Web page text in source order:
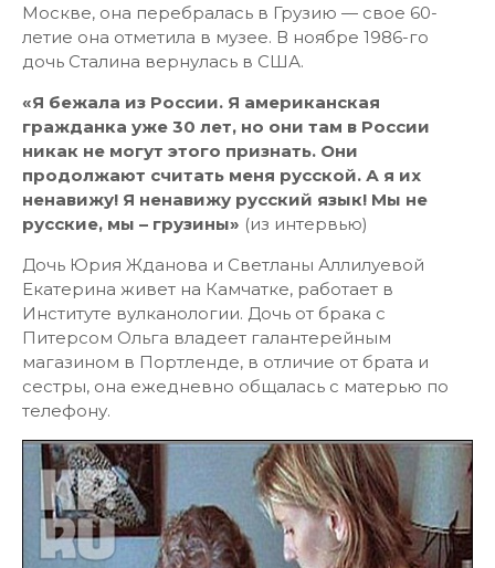
Москве, она перебралась в Грузию — свое 60-
летие она отметила в музее. В ноябре 1986-го
дочь Сталина вернулась в США.
«Я бежала из России. Я американская
гражданка уже 30 лет, но они там в России
никак не могут этого признать. Они
продолжают считать меня русской. А я их
ненавижу! Я ненавижу русский язык! Мы не
русские, мы – грузины» (из интервью)
Дочь Юрия Жданова и Светланы Аллилуевой
Екатерина живет на Камчатке, работает в
Институте вулканологии. Дочь от брака с
Питерсом Ольга владеет галантерейным
магазином в Портленде, в отличие от брата и
сестры, она ежедневно общалась с матерью по
телефону.